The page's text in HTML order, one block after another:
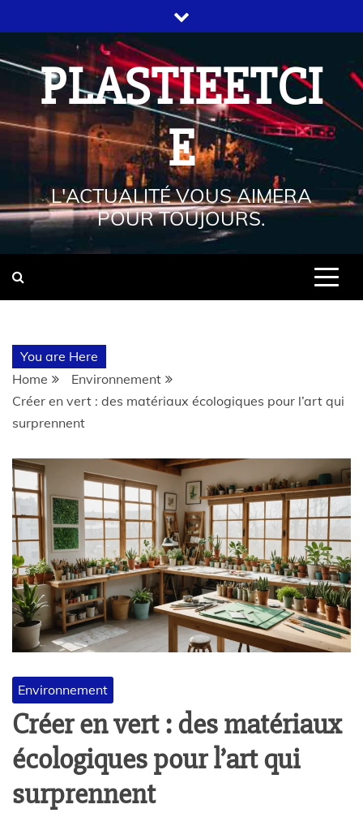
PLASTIEETCI
E
L'ACTUALITÉ VOUS AIMERA
POUR TOUJOURS.
You are Here
Home
Environnement
Créer en vert : des matériaux écologiques pour l’art qui
surprennent
Environnement
Créer en vert : des matériaux
écologiques pour l’art qui
surprennent